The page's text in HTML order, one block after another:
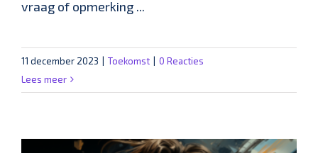
vraag of opmerking ...
11 december 2023 Toekomst
0 Reacties
Lees meer